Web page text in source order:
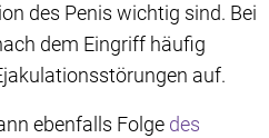
des Penis wichtig sind. Bei
dem Eingriff häufig
auf.
ebenfalls Folge des